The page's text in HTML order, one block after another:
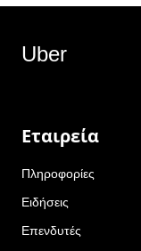
Uber
Εταιρεία
Πληροφορίες
Ειδήσεις
Επενδυτές